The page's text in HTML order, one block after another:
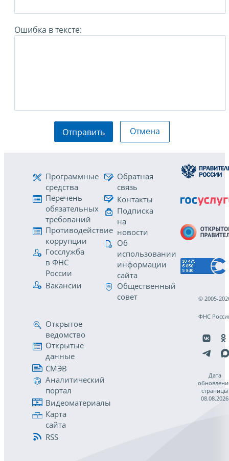
Ошибка в тексте:
Отправить Отмена
Программные
средства
Перечень
обязательных
требований
Противодействие
коррупции
Госслужба
в ФНС
России
Вакансии
Обратная
связь
Контакты
Подписка
на
новости
Об
использовании
информации
сайта
Общественный
совет
Открытое
ведомство
Открытые
данные
СМЭВ
Аналитический
портал
Видеоматериалы
Карта
сайта
RSS
© 2005-
ФНС
Дата
страницы
08.08.2026